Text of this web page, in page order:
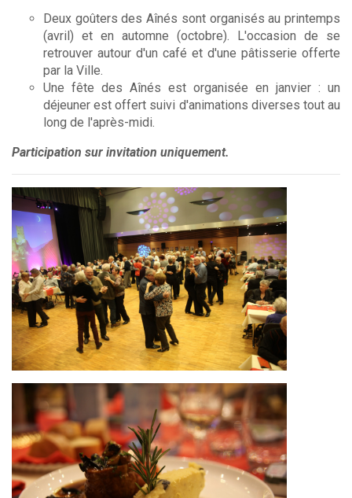
Deux goûters des Aînés sont organisés au printemps
(avril) et en automne (octobre). L'occasion de se
retrouver autour d'un café et d'une pâtisserie offerte
par la Ville.
Une fête des Aînés est organisée en janvier : un
déjeuner est offert suivi d'animations diverses tout au
long de l'après-midi.
Participation sur invitation uniquement.